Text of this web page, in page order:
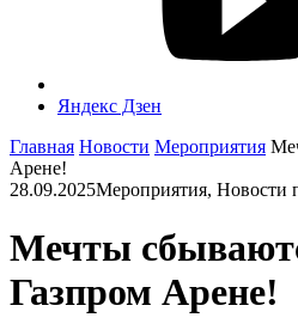
Яндекс Дзен
Главная Новости Мероприятия
Арене!
28.09.2025Мероприятия, Новости
Мечты
Газпром Арене!